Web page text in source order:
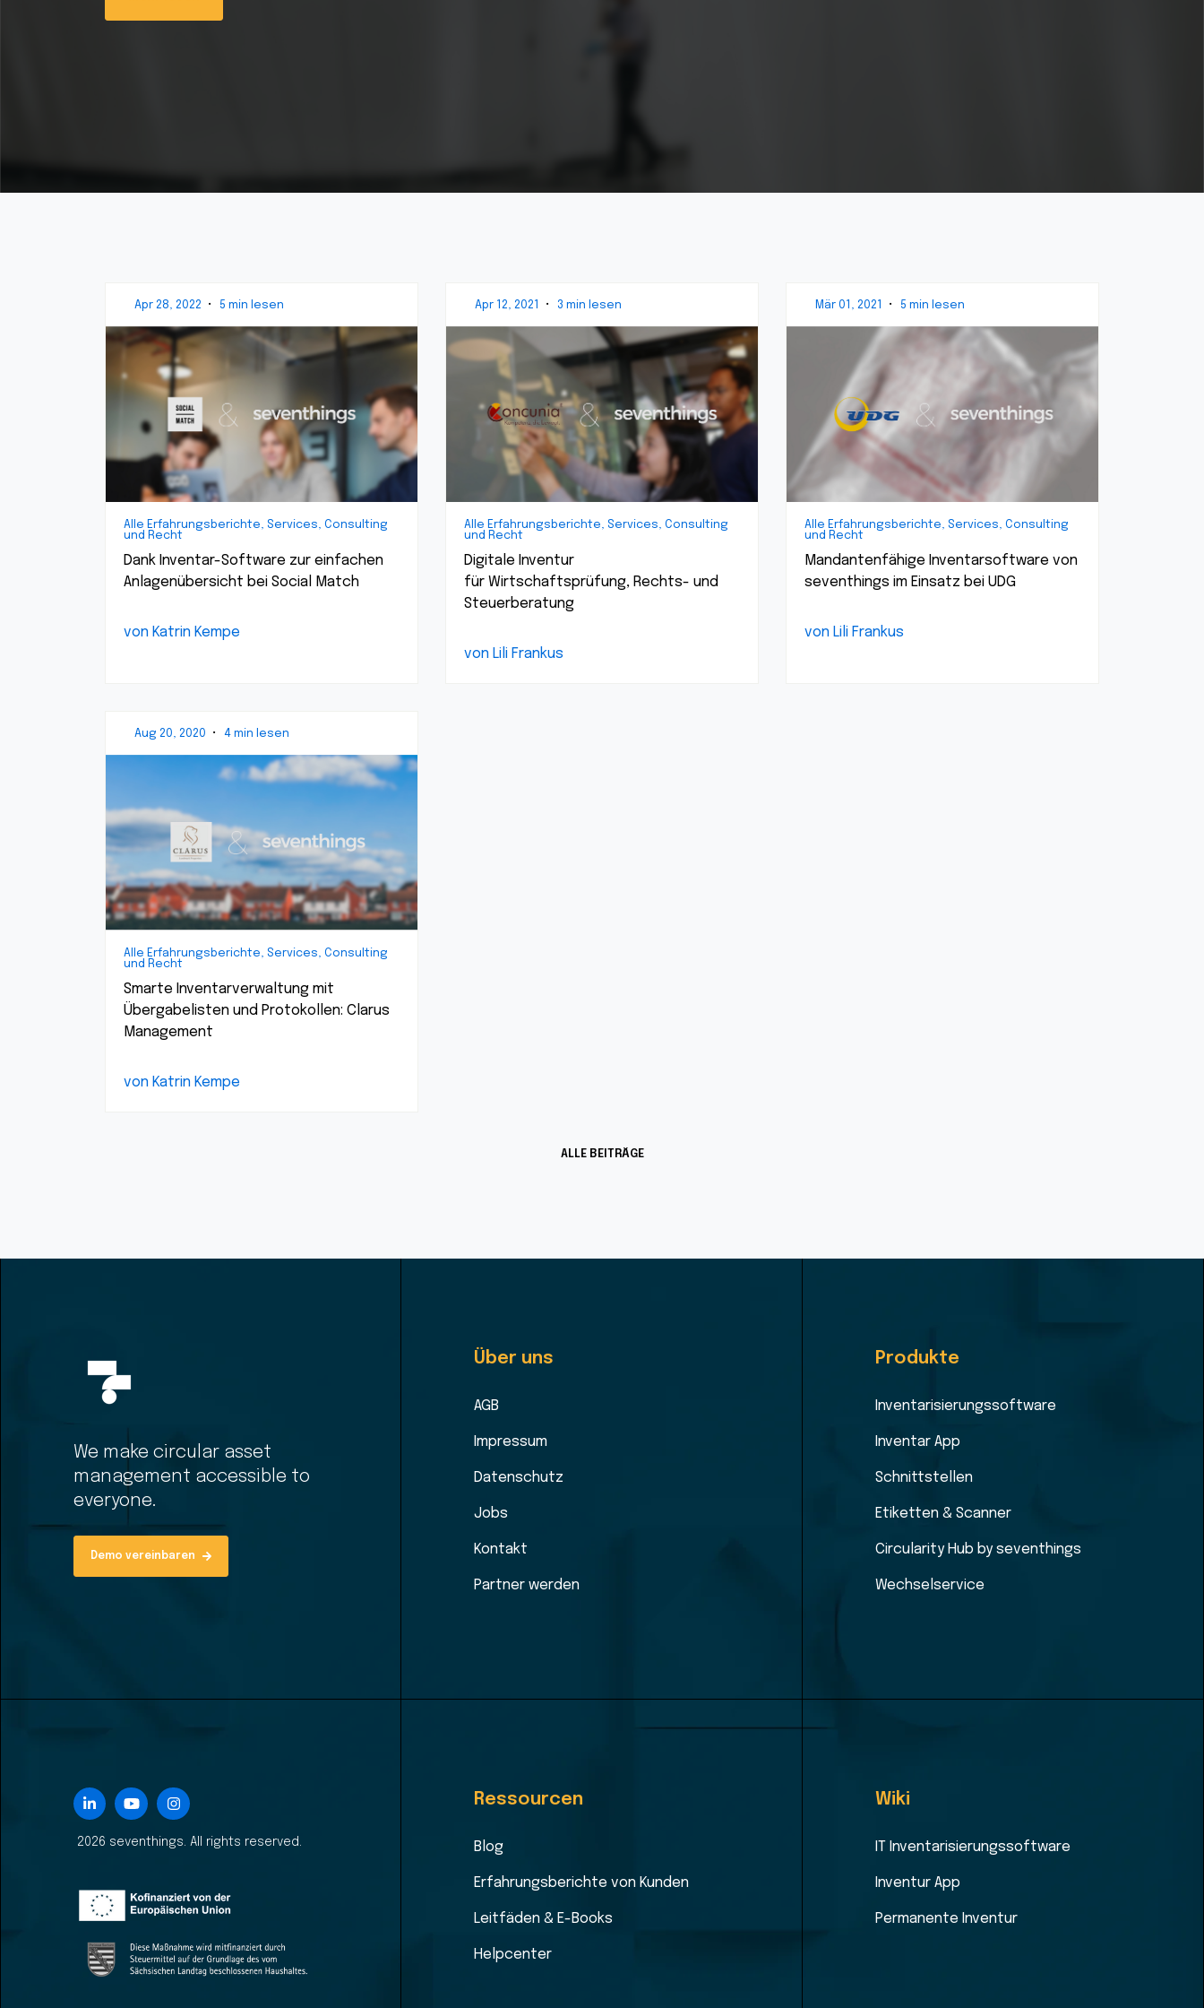
Apr 28, 2022 • 5 min lesen
Alle Erfahrungsberichte, Services, Consulting
und Recht
Dank Inventar-Software zur einfachen
Anlagenübersicht bei Social Match
von Katrin Kempe
Apr 12, 2021 • 3 min lesen
Alle Erfahrungsberichte, Services, Consulting
und Recht
Digitale Inventur
für Wirtschaftsprüfung, Rechts- und
Steuerberatung
von Lili Frankus
Mär 01, 2021 • 5 min lesen
Alle Erfahrungsberichte, Services, Consulting
und Recht
Mandantenfähige Inventarsoftware von
seventhings im Einsatz bei UDG
von Lili Frankus
Aug 20, 2020 • 4 min lesen
Alle Erfahrungsberichte, Services, Consulting
und Recht
Smarte Inventarverwaltung mit
Übergabelisten und Protokollen: Clarus
Management
von Katrin Kempe
ALLE BEITRÄGE
We make circular asset
management accessible to
everyone.
Demo vereinbaren
Über uns
AGB
Impressum
Datenschutz
Jobs
Kontakt
Partner werden
Produkte
Inventarisierungssoftware
Inventar App
Schnittstellen
Etiketten & Scanner
Circularity Hub by seventhings
Wechselservice
2026 seventhings. All rights reserved.
Ressourcen
Blog
Erfahrungsberichte von Kunden
Leitfäden & E-Books
Helpcenter
Wiki
IT Inventarisierungssoftware
Inventur App
Permanente Inventur